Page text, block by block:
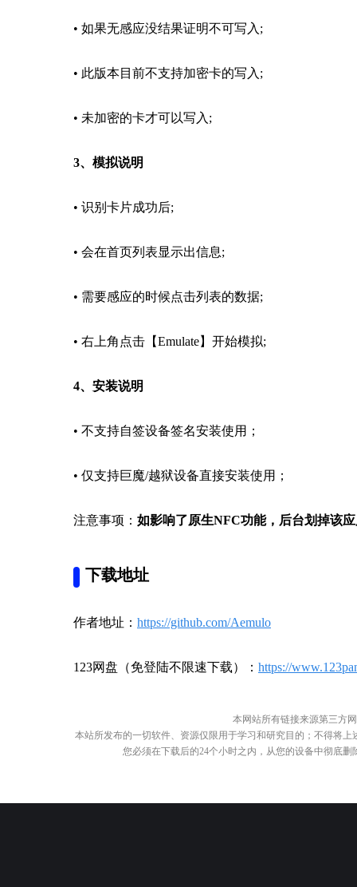
• 如果无感应没结果证明不可写入;
• 此版本目前不支持加密卡的写入;
• 未加密的卡才可以写入;
3、模拟说明
• 识别卡片成功后;
• 会在首页列表显示出信息;
• 需要感应的时候点击列表的数据;
• 右上角点击【Emulate】开始模拟;
4、安装说明
• 不支持自签设备签名安装使用；
• 仅支持巨魔/越狱设备直接安装使用；
注意事项： 如影响了原生NFC功能，后台划掉该
下载地址
作者地址： https://github.com/Aemulo
123网盘（免登陆不限速下载）： https://
本网站所有链接来源第三方
本站所发布的一切软件、资源仅限用于学习和研究目的；不得将
您必须在下载后的24个小时之内，从您的设备中彻底